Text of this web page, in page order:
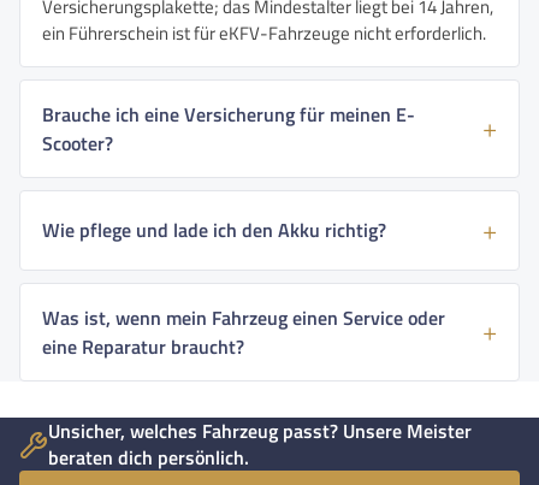
Versicherungsplakette; das Mindestalter liegt bei 14 Jahren,
ein Führerschein ist für eKFV-Fahrzeuge nicht erforderlich.
Brauche ich eine Versicherung für meinen E-
Scooter?
Wie pflege und lade ich den Akku richtig?
Was ist, wenn mein Fahrzeug einen Service oder
eine Reparatur braucht?
Unsicher, welches Fahrzeug passt? Unsere Meister
beraten dich persönlich.